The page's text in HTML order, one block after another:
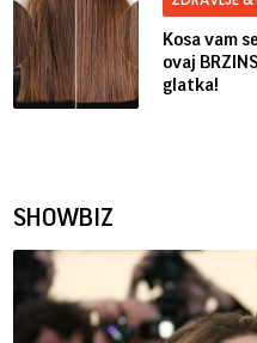
Kosa vam
ovaj
glatka!
SHOWBIZ